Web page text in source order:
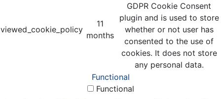
viewed_cookie_policy
11
months
GDPR Cookie Consent
plugin and is used to store
whether or not user has
consented to the use of
cookies. It does not store
any personal data.
Functional
Functional